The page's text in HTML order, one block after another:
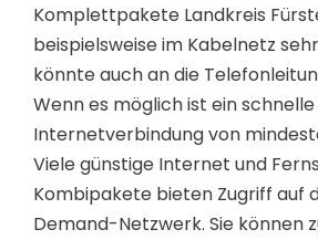
Komplettpakete Landkreis
beispielsweise im Kabelnetz
könnte auch an die
Wenn es möglich ist ein schnelle
Internetverbindung von
Viele günstige Internet und
Kombipakete bieten Zugriff auf
Demand-Netzwerk. Sie können